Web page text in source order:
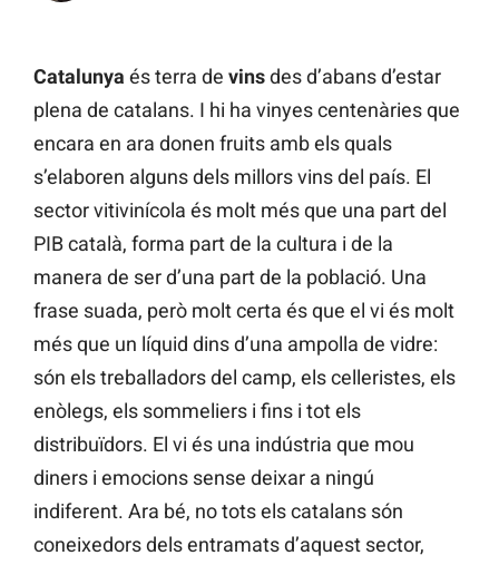
Catalunya és terra de vinsdes d’abans d’estar
plena de catalans. I hi ha vinyes centenàries que
encara en ara donen fruits amb els quals
s’elaboren alguns dels millors vins del país. El
sector vitivinícola és molt més que una part del
PIB català, forma part de la cultura i de la
manera de ser d’una part de la població. Una
frase suada, però molt certa és que el vi és molt
més que un líquid dins d’una ampolla de vidre:
són els treballadors del camp, els celleristes, els
enòlegs, els sommeliers i fins i tot els
distribuïdors. El vi és una indústria que mou
diners i emocions sense deixar a ningú
indiferent. Ara bé, no tots els catalans són
coneixedors dels entramats d’aquest sector,